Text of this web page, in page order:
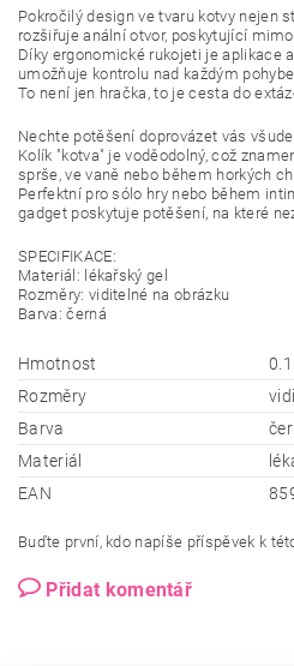
Pokročilý design ve tvaru kotvy nejen
rozšiřuje anální otvor, poskytující
Díky ergonomické rukojeti je aplikace
umožňuje kontrolu nad každým
To není jen hračka, to je cesta do
Nechte potěšení doprovázet vás
Kolík "kotva" je voděodolný, což
sprše, ve vaně nebo během horkých
Perfektní pro sólo hry nebo během
gadget poskytuje potěšení, na které
SPECIFIKACE:
Materiál: lékařský gel
Rozměry: viditelné na obrázku
Barva: černá
Hmotnost
Rozměry
Barva
Materiál
EAN
Buďte první, kdo napíše příspěvek k
Přidat komentář